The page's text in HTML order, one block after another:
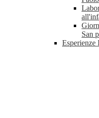
San
Esperienze